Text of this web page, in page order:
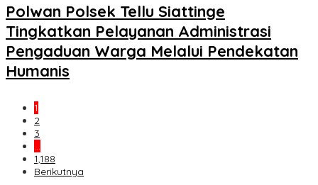
Polwan Polsek Tellu Siattinge
Tingkatkan Pelayanan Administrasi
Pengaduan Warga Melalui Pendekatan
Humanis
1
2
3
…
1,188
Berikutnya